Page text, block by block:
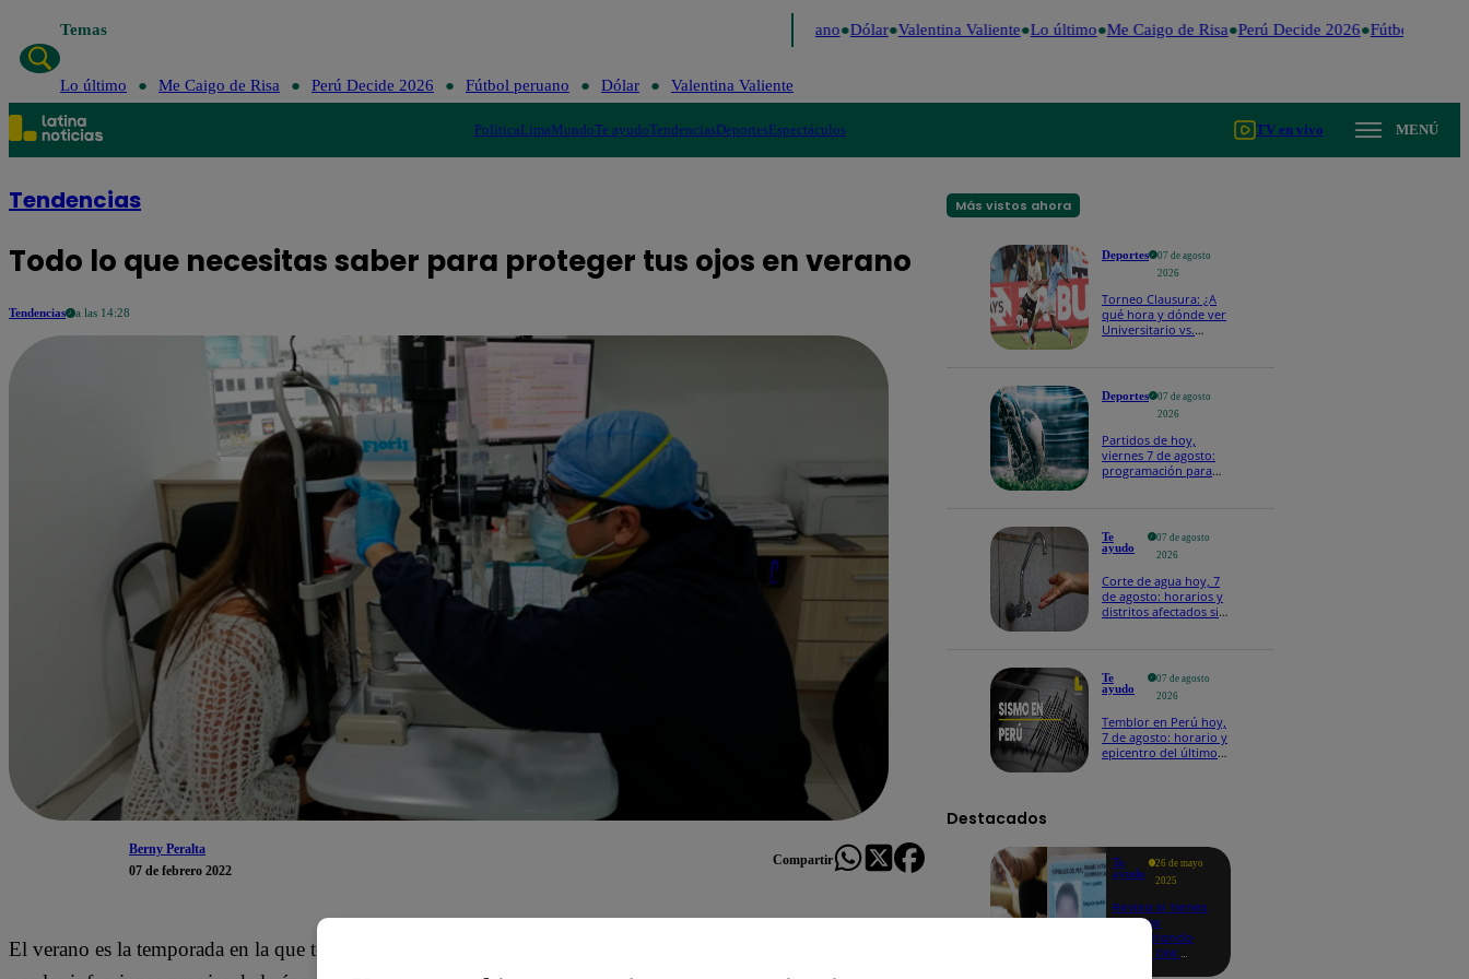
Temas Fútbol peruano Dólar Valentina Valiente Lo último Me Caigo de Risa Perú Decide 2026 Fútbol peruano
Lo último Me Caigo de Risa Perú Decide 2026 Fútbol peruano Dólar Valentina Valiente
PolíticaLimaMundoTe ayudoTendenciasDeportesEspectáculos TV en vivo MENÚ
Tendencias
Todo lo que necesitas saber para proteger tus ojos en verano
Tendencias a las 14:28
Berny Peralta
07 de febrero 2022
Compartir
El verano es la temporada en la que tenemos que prestar más atención al cuidado de nuestros ojos, no solo
Más vistos ahora
Deportes
07 de agosto
2026
Torneo Clausura: ¿A
qué hora y dónde ver
Universitario vs.
Deportes
07 de agosto
2026
Partidos de hoy,
viernes 7 de agosto:
programación para
Te
ayudo
07 de agosto
2026
Corte de agua hoy, 7
de agosto: horarios y
distritos afectados sin
Te
ayudo
07 de agosto
2026
Temblor en Perú hoy,
7 de agosto: horario y
epicentro del último
Destacados
Te
ayudo
26 de mayo
2025
Revisa si tienes
deudas
consultando
con tu DNI: